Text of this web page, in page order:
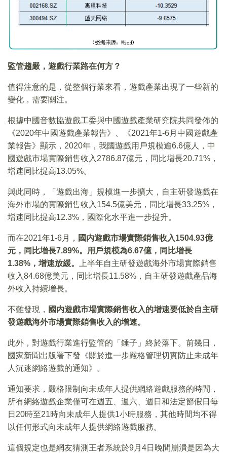
監管趨嚴，遊戲行業路在何方？
值得注意的是，從整個行業來看，遊戲產業出現了一些新的
變化，需要關注。
根據中國音數協遊戲工委與中國遊戲產業研究院共同發佈的
《2020年中國遊戲產業報告》、《2021年1-6月中國遊戲產
業報告》顯示，2020年，我國遊戲用戶規模逾6.6億人，中
國遊戲市場實際銷售收入2786.87億元，同比增長20.71%，
增速同比提高13.05%。
與此同時，「遊戲出海」規模進一步擴大，自主研發遊戲在
海外市場的實際銷售收入154.5億美元，同比增長33.25%，
增速同比提高12.3%，國際化水平進一步提升。
而在2021年1-6月， 國内遊戲市場實際銷售收入1504.93億
元，同比增長7.89%。用戶規模為6.67億，同比增長
1.38% ，增速放緩。
上半年自主研發遊戲海外市場實際銷售
收入84.68億美元，同比增長11.58%，自主研發遊戲產品海
外收入持續增長。
不難發現， 國内遊戲市場實際銷售收入的增速要低於自主研
發遊戲海外市場實際銷售收入的增速。
此外，對遊戲行業進行監管的「錘子」終於落下。前幾日，
國家新聞出版署下發《關於進一步嚴格管理切實防止未成年
人沉迷網絡遊戲的通知》。
通知要求，嚴格限制向未成年人提供網絡遊戲服務的時間，
所有網絡遊戲企業僅可在週五、週六、週日和法定節假日每
日20時至21時向未成年人提供1小時服務，其他時間均不得
以任何形式向未成年人提供網絡遊戲服務。
這個規定也是網友猜測王者系統於9月4日晚間崩潰是因為大